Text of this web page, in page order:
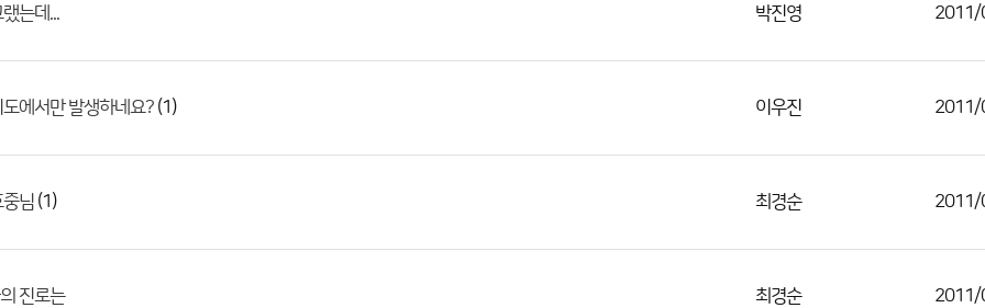
는데... 박진영 2011/
에서만 발생하네요? (1) 이우진 2011/
님 (1) 최경순 2011/
진로는 최경순 2011/